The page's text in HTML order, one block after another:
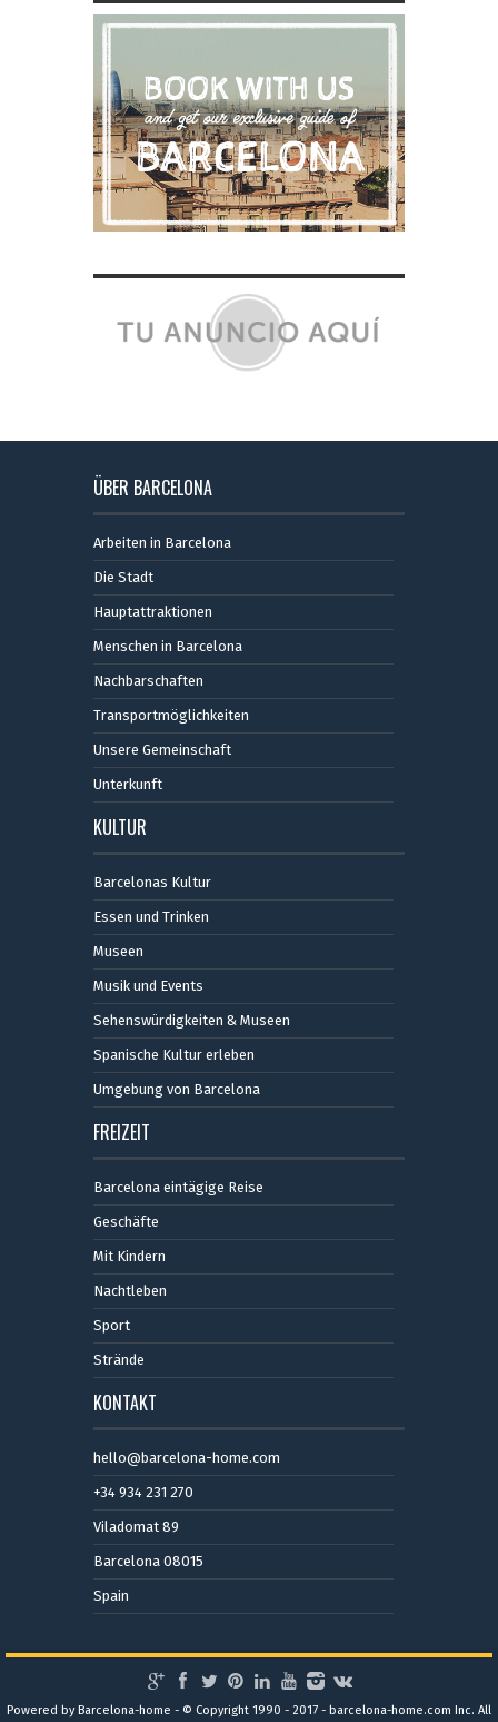
ÜBER BARCELONA
Arbeiten in Barcelona
Die Stadt
Hauptattraktionen
Menschen in Barcelona
Nachbarschaften
Transportmöglichkeiten
Unsere Gemeinschaft
Unterkunft
KULTUR
Barcelonas Kultur
Essen und Trinken
Museen
Musik und Events
Sehenswürdigkeiten & Museen
Spanische Kultur erleben
Umgebung von Barcelona
FREIZEIT
Barcelona eintägige Reise
Geschäfte
Mit Kindern
Nachtleben
Sport
Strände
KONTAKT
hello@barcelona-home.com
+34 934 231 270
Viladomat 89
Barcelona 08015
Spain
Powered by Barcelona-home - © Copyright 1990 - 2017 - barcelona-home.com Inc. All